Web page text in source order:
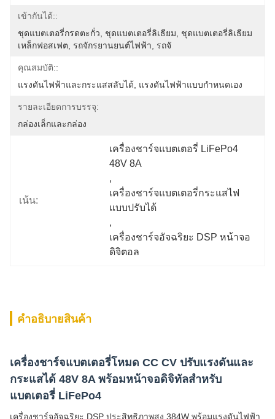
เข้ากันได้::
ชุดแบตเตอรี่กรดตะกั่ว, ชุดแบตเตอรี่ลิเธียม, ชุดแบตเตอรี่ลิเธียม
เหล็กฟอสเฟต, รถจักรยานยนต์ไฟฟ้า, รถจั
คุณสมบัติ::
แรงดันไฟฟ้าและกระแสสลับได้, แรงดันไฟฟ้าแบบกำหนดเอง
รายละเอียดการบรรจุ:
กล่องเล็กและกล่อง
เน้น:
เครื่องชาร์จแบตเตอรี่ LiFePo4
48V 8A
,
เครื่องชาร์จแบตเตอรี่กระแสไฟ
แบบปรับได้
,
เครื่องชาร์จอัจฉริยะ DSP หน้าจอ
ดิจิตอล
คําอธิบายสินค้า
เครื่องชาร์จแบตเตอรี่โหมด CC CV ปรับแรงดันและ
กระแสได้ 48V 8A พร้อมหน้าจอดิจิทัลสำหรับ
แบตเตอรี่ LiFePo4
เครื่องชาร์จอัจฉริยะ DSP ประสิทธิภาพสูง 384W พร้อมแรงดันไฟฟ้า